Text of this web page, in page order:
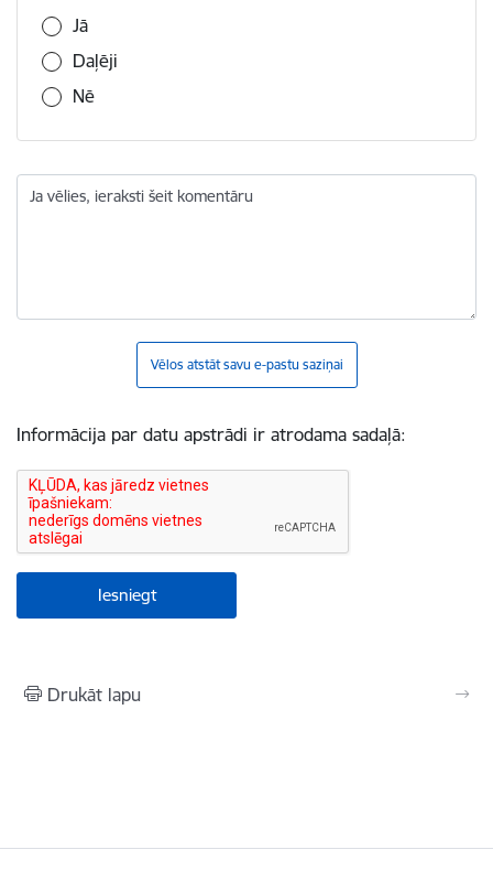
Jā
Daļēji
Nē
Ja vēlies, ieraksti šeit komentāru
Vēlos atstāt savu e-pastu saziņai
Informācija par datu apstrādi ir atrodama sadaļā:
Drukāt lapu